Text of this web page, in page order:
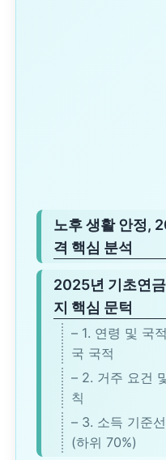
노후 생활 안정,
격 핵심 분석
2025년 기초연
지 핵심 문턱
– 1. 연령 및 국
국 국적
– 2. 거주 요건
칙
– 3. 소득 기준
(하위 70%)